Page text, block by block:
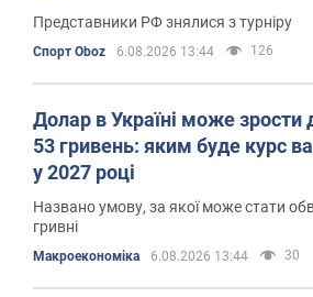
Представники РФ знялися з турніру
Спорт Oboz 6.08.2026 13:44 126
Долар в Україні може зрости
53 гривень: яким буде курс
у 2027 році
Названо умову, за якої може стати
гривні
Mакроекономіка 6.08.2026 13:44 30